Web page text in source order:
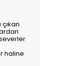
haline